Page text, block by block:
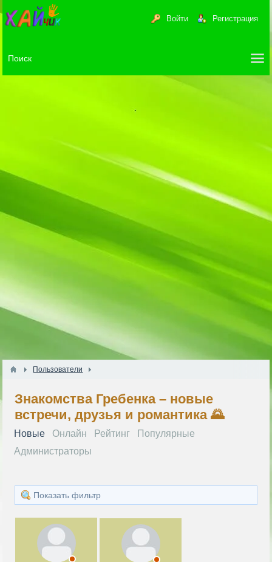
Войти Регистрация
Пользователи
Знакомства Гребенка – новые
встречи, друзья и романтика 🌄
Новые Онлайн Рейтинг
Популярные
Администраторы
Показать фильтр